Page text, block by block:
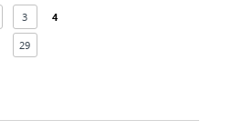
3 4
29